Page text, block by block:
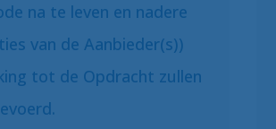
na te leven en nadere
van de Aanbieder(s))
tot de Opdracht zullen